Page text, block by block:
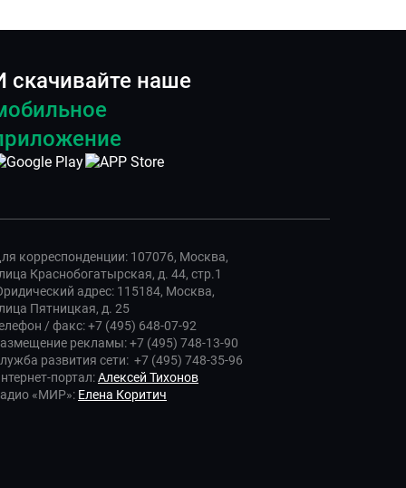
скачивайте наше
корреспонденции: 107076, Москва,
Краснобогатырская, д. 44, стр.1
адрес: 115184, Москва,
Пятницкая, д. 25
/ факс: +7 (495) 648-07-92
рекламы: +7 (495) 748-13-90
развития сети: +7 (495) 748-35-96
портал:Алексей Тихонов
«МИР»: Елена Коритич